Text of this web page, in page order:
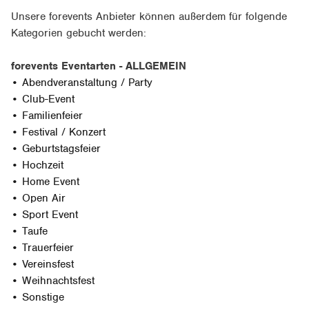
Unsere forevents Anbieter können außerdem für folgende
Kategorien gebucht werden:
forevents Eventarten - ALLGEMEIN
• Abendveranstaltung / Party
• Club-Event
• Familienfeier
• Festival / Konzert
• Geburtstagsfeier
• Hochzeit
• Home Event
• Open Air
• Sport Event
• Taufe
• Trauerfeier
• Vereinsfest
• Weihnachtsfest
• Sonstige